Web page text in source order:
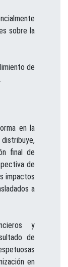
sobre la
de
en la
final de
de
impactos
a
y
de
en